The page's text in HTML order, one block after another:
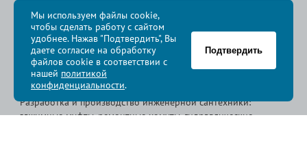
8 800 700-83-36
Звоните бесплатно с 08:00 до 17:00 по Москве
политика конфиденциальности
© Группа компаний « », 2009-2026
Разработка и производство инженерной сантехники:
зажимные муфты, ремонтные хомуты, гидравлические
Мы используем файлы cookie,
чтобы сделать работу с сайтом
удобнее. Нажав "Подтвердить", Вы
даете согласие на обработку
файлов cookie в соответствии с
нашей политикой
конфиденциальности.
Подтвердить